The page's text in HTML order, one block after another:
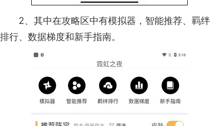
2、其中在攻略区中有模拟器，智能推荐、羁绊
排行、数据梯度和新手指南。